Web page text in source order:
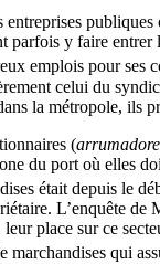
y faire
emplois pour ses
celui du
la métropole, ils
(
du port où elles
était depuis le
L’enquête
place sur ce
qui